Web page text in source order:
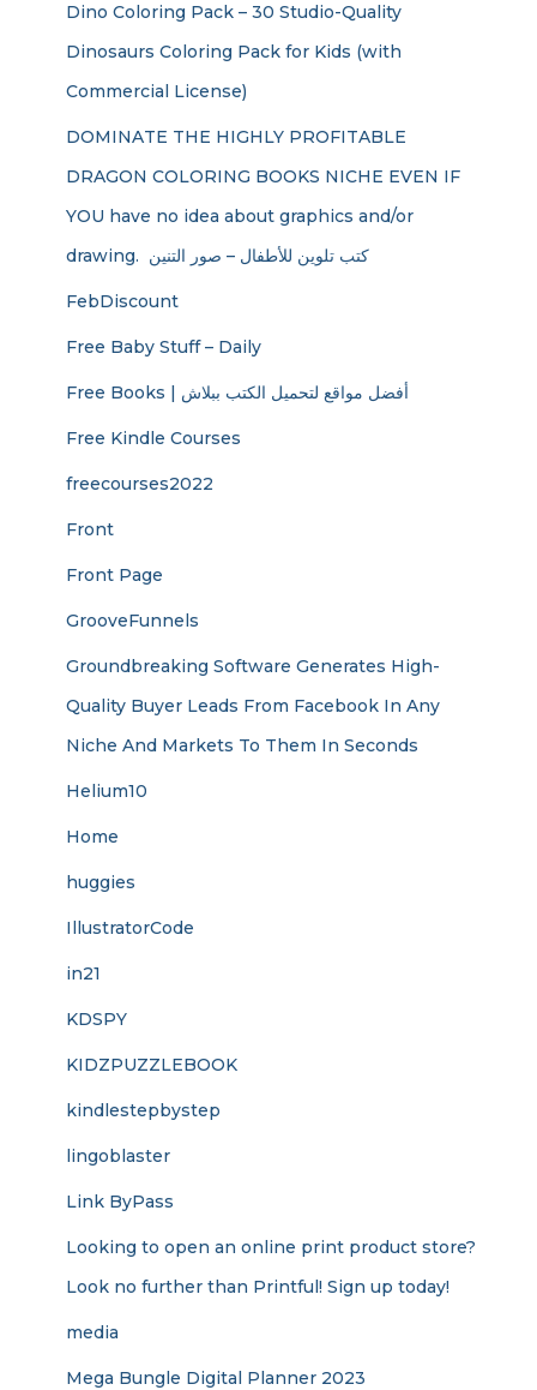
Dino Coloring Pack – 30 Studio-Quality
Dinosaurs Coloring Pack for Kids (with
Commercial License)
DOMINATE THE HIGHLY PROFITABLE
DRAGON COLORING BOOKS NICHE EVEN IF
YOU have no idea about graphics and/or
drawing. ​ كتب تلوين للأطفال – صور التنين
FebDiscount
Free Baby Stuff – Daily
Free Books | أفضل مواقع لتحميل الكتب ببلاش
Free Kindle Courses
freecourses2022
Front
Front Page
GrooveFunnels
Groundbreaking Software Generates High-
Quality Buyer Leads From Facebook In Any
Niche And Markets To Them In Seconds
Helium10
Home
huggies
IllustratorCode
in21
KDSPY
KIDZPUZZLEBOOK
kindlestepbystep
lingoblaster
Link ByPass
Looking to open an online print product store?
Look no further than Printful! Sign up today!
media
Mega Bungle Digital Planner 2023